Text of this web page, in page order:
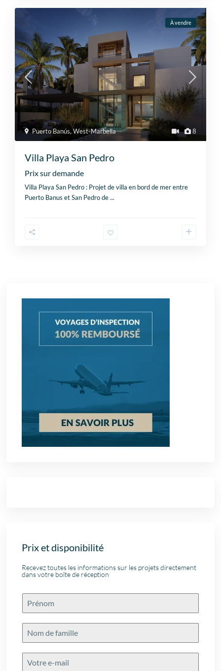
8
Puerto Banús,West-Marbella
À vendre
Villa Playa San Pedro
Prix sur demande
Villa Playa San Pedro : Projet de villa en bord de mer entre
Puerto Banus et San Pedro de...
Prix et disponibilité
Recevez toutes les informations sur les projets directement
dans votre boîte de réception